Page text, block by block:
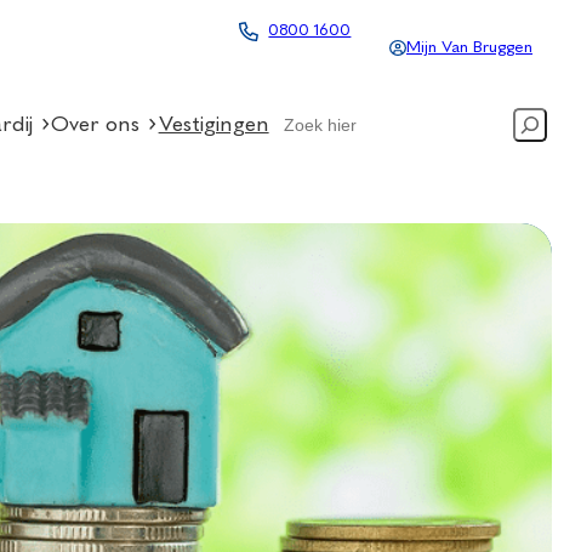
0800 1600
Mijn Van Bruggen
Over ons Vestigingen Search